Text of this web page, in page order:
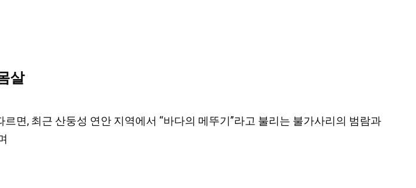
살
면, 최근 산둥성 연안 지역에서 “바다의 메뚜기”라고 불리는 불가사리의 범람과